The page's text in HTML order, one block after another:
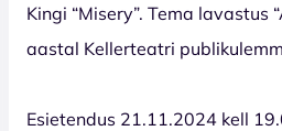
Kingi “Misery”. Tema lavastus
aastal Kellerteatri
Esietendus 21.11.2024 kell